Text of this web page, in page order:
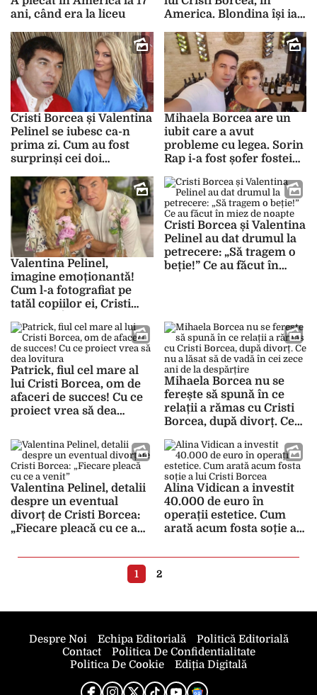
ani, când era la liceu
America. Blondina își ia
Cristi Borcea și Valentina
Pelinel se iubesc ca-n
prima zi. Cum au fost
surprinși cei doi
Mihaela Borcea are un
iubit care a avut
probleme cu legea. Sorin
Rap i-a fost șofer fostei
Valentina Pelinel,
imagine emoționantă!
Cum l-a fotografiat pe
tatăl copiilor ei, Cristi
Cristi Borcea și Valentina
Pelinel au dat drumul la
petrecere: „Să tragem o
beție!” Ce au făcut în
Patrick, fiul cel mare al
lui Cristi Borcea, om de
afaceri de succes! Cu ce
proiect vrea să dea
Mihaela Borcea nu se
ferește să spună în ce
relații a rămas cu Cristi
Borcea, după divorț. Ce
cei zece ani de la
despărțire
Valentina Pelinel, detalii
despre un eventual
divorț de Cristi Borcea:
„Fiecare pleacă cu ce a
Alina Vidican a investit
40.000 de euro în
operații estetice. Cum
arată acum fosta soție a
1 2
Despre Noi Echipa Editorială
Politică Editorială
Contact
Politica De Confidentialitate
Politica De Cookie
Ediția Digitală